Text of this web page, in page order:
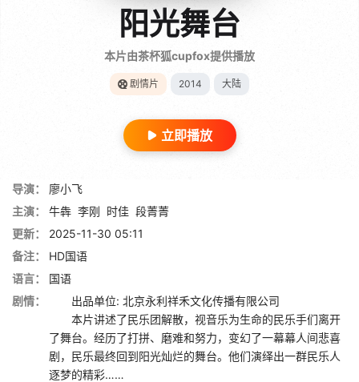
阳光舞台
本片由茶杯狐cupfox提供播放
剧情片 2014 大陆
立即播放
导演：
廖小飞
主演：
牛犇 李刚 时佳 段菁菁
更新：
2025-11-30 05:11
备注：
HD国语
语言：
国语
剧情：
出品单位: 北京永利祥禾文化传播有限公司
本片讲述了民乐团解散，视音乐为生命的民乐手们离开
了舞台。经历了打拼、磨难和努力，变幻了一幕幕人间悲喜
剧，民乐最终回到阳光灿烂的舞台。他们演绎出一群民乐人
逐梦的精彩……